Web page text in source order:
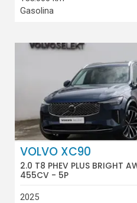
Gasolina
VOLVO XC90
2.0 T8 PHEV PLUS BRIGHT
455CV - 5P
2025